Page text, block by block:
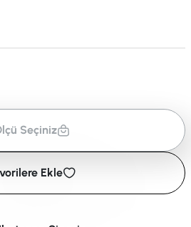
Seçiniz
Ekle